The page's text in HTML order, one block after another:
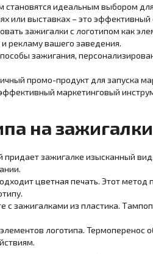
идеальным выбором для
или выставках – это
зажигалки с логотипом как
рекламу вашего заведения.
зажигания,
промо-продукт для запуска
маркетинговый
на зажигалки
придает зажигалке изысканный
цветная печать. Этот
зажигалками из пластика.
логотипа. Термоперенос